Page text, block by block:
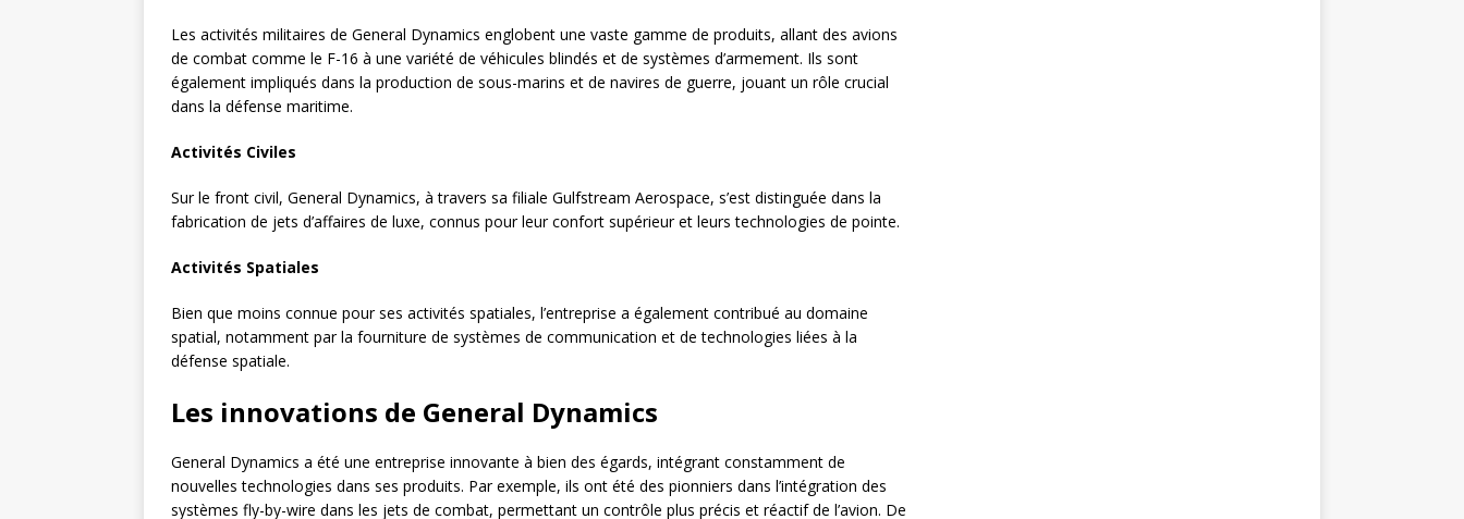
Les activités militaires de General Dynamics englobent une vaste gamme de produits, allant des avions
de combat comme le F-16 à une variété de véhicules blindés et de systèmes d’armement. Ils sont
également impliqués dans la production de sous-marins et de navires de guerre, jouant un rôle crucial
dans la défense maritime.
Activités Civiles
Sur le front civil, General Dynamics, à travers sa filiale Gulfstream Aerospace, s’est distinguée dans la
fabrication de jets d’affaires de luxe, connus pour leur confort supérieur et leurs technologies de pointe.
Activités Spatiales
Bien que moins connue pour ses activités spatiales, l’entreprise a également contribué au domaine
spatial, notamment par la fourniture de systèmes de communication et de technologies liées à la
défense spatiale.
Les innovations de General Dynamics
General Dynamics a été une entreprise innovante à bien des égards, intégrant constamment de
nouvelles technologies dans ses produits. Par exemple, ils ont été des pionniers dans l’intégration des
systèmes fly-by-wire dans les jets de combat, permettant un contrôle plus précis et réactif de l’avion. De